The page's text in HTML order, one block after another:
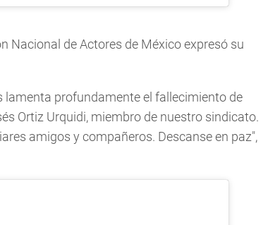
Nacional de Actores de México expresó su
lamenta profundamente el fallecimiento de
Ortiz Urquidi, miembro de nuestro sindicato.
amigos y compañeros. Descanse en paz",